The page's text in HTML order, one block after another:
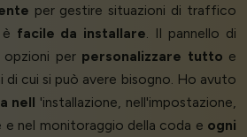
per gestire situazioni di traffico
facile da installare. Il pannello di
per personalizzare tutto e
cui si può avere bisogno. Ho avuto
nell 'installazione, nell'impostazione,
e nel monitoraggio della coda e ogni